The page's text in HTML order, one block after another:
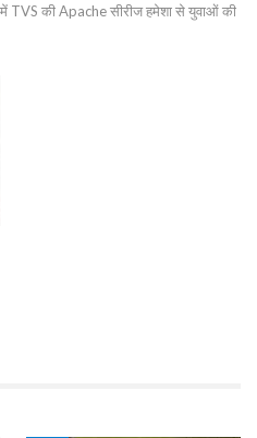
TVS की Apache सीरीज हमेशा से युवाओं की